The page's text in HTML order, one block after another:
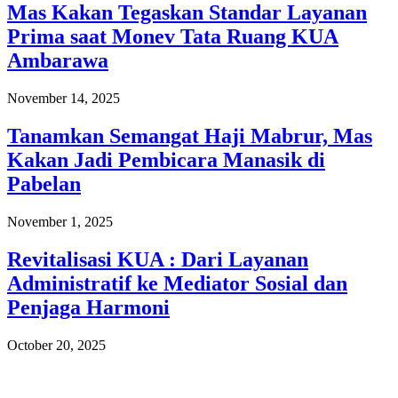
Mas Kakan Tegaskan Standar Layanan
Prima saat Monev Tata Ruang KUA
Ambarawa
November 14, 2025
Tanamkan Semangat Haji Mabrur, Mas
Kakan Jadi Pembicara Manasik di
Pabelan
November 1, 2025
Revitalisasi KUA : Dari Layanan
Administratif ke Mediator Sosial dan
Penjaga Harmoni
October 20, 2025